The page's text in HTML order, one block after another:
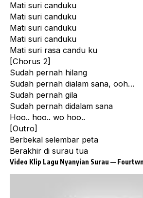
Mati suri canduku
Mati suri canduku
Mati suri canduku
Mati suri canduku
Mati suri rasa candu ku
[Chorus 2]
Sudah pernah hilang
Sudah pernah dialam sana, ooh…
Sudah pernah gila
Sudah pernah didalam sana
Hoo.. hoo.. wo hoo..
[Outro]
Berbekal selembar peta
Berakhir di surau tua
Video Klip Lagu Nyanyian Surau —